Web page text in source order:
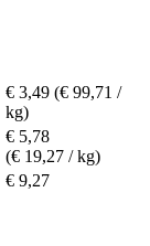
€ 3,49 (€ 99,71 /
kg)
€ 5,78
(€ 19,27 / kg)
€ 9,27